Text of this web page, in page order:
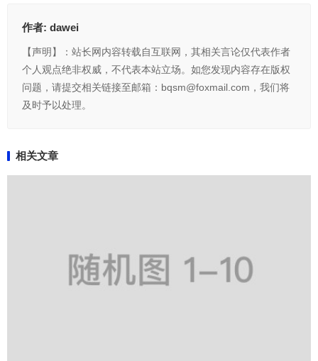
作者: dawei
【声明】：站长网内容转载自互联网，其相关言论仅代表作者
个人观点绝非权威，不代表本站立场。如您发现内容存在版权
问题，请提交相关链接至邮箱：bqsm@foxmail.com，我们将
及时予以处理。
相关文章